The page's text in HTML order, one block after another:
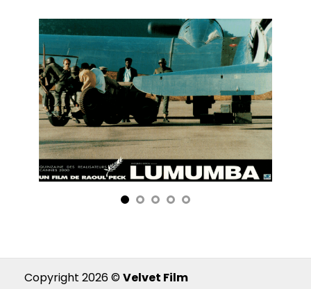
Copyright 2026 © Velvet Film